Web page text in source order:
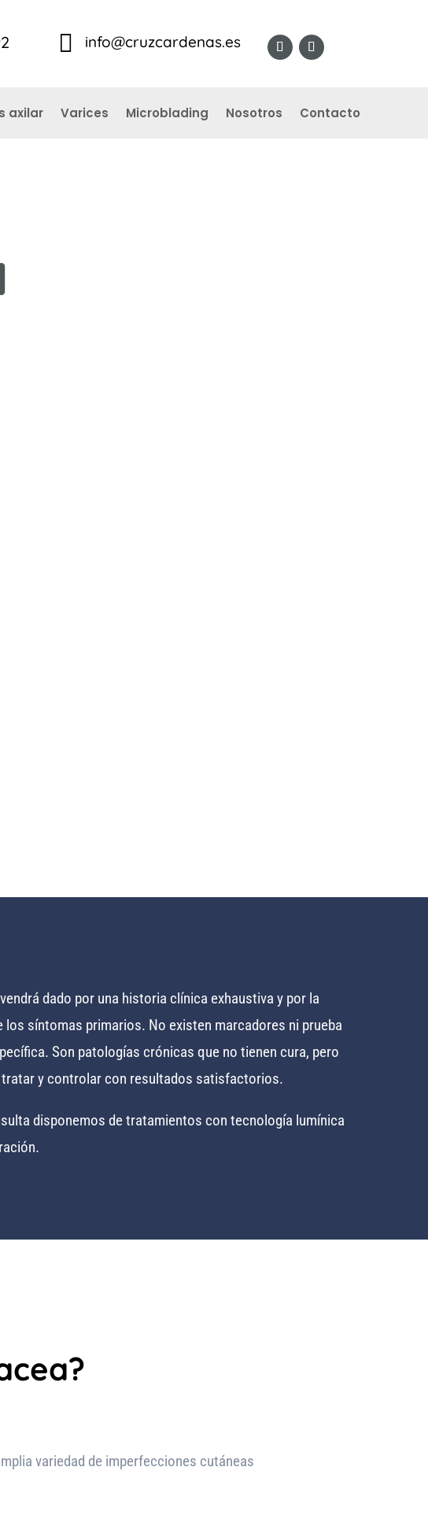
 info@cruzcardenas.es
axilar Varices Microblading Nosotros Contacto
dado por una historia clínica exhaustiva y por la
los síntomas primarios. No existen marcadores ni prueba
Son patologías crónicas que no tienen cura, pero
tratar y controlar con resultados satisfactorios.
disponemos de tratamientos con tecnología lumínica
variedad de imperfecciones cutáneas